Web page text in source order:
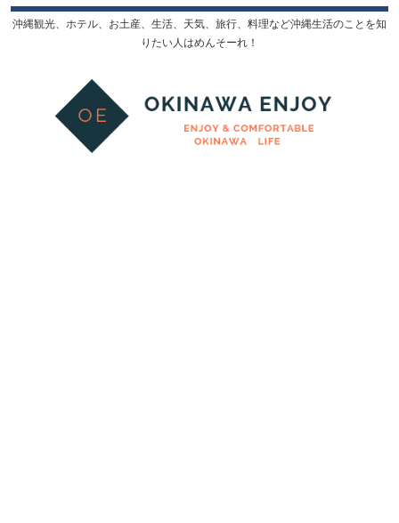
沖縄観光、ホテル、お土産、生活、天気、旅行、料理など沖縄生活のことを知
りたい人はめんそーれ！